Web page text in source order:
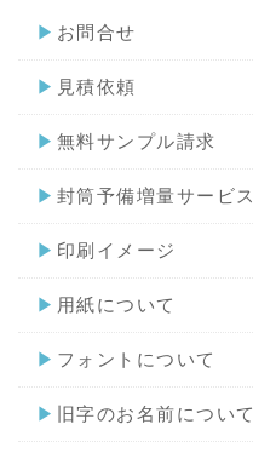
▶ お問合せ
▶ 見積依頼
▶ 無料サンプル請求
▶ 封筒予備増量サービス
▶ 印刷イメージ
▶ 用紙について
▶ フォントについて
▶ 旧字のお名前について